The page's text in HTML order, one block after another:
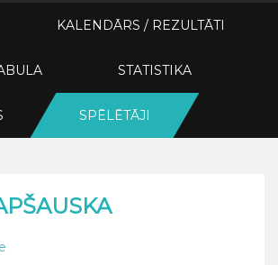
KALENDĀRS / REZULTĀTI
STATISTIKA
SPĒLĒTĀJI